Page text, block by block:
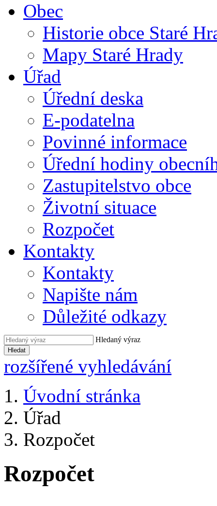
Obec
Historie obce Staré
Mapy Staré Hrady
Úřad
Úřední deska
E-podatelna
Povinné informace
Úřední hodiny
Zastupitelstvo obce
Životní situace
Rozpočet
Kontakty
Kontakty
Napište nám
Důležité odkazy
Hledaný výraz
Hledat
rozšířené vyhledávání
Úvodní stránka
Úřad
Rozpočet
Rozpočet